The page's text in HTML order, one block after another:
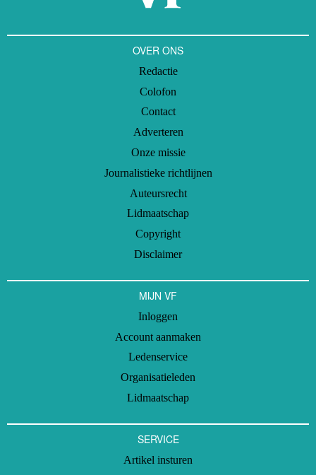
OVER ONS
Redactie
Colofon
Contact
Adverteren
Onze missie
Journalistieke richtlijnen
Auteursrecht
Lidmaatschap
Copyright
Disclaimer
MIJN VF
Inloggen
Account aanmaken
Ledenservice
Organisatieleden
Lidmaatschap
SERVICE
Artikel insturen